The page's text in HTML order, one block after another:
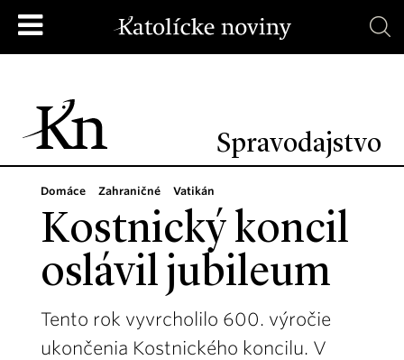
Spravodajstvo
Domáce Zahraničné Vatikán
Kostnický koncil
oslávil jubileum
Tento rok vyvrcholilo 600. výročie
ukončenia Kostnického koncilu. V